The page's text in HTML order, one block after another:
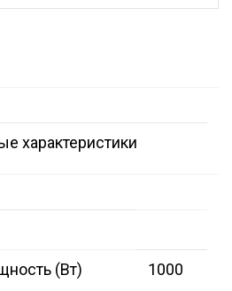
характеристики
(Вт) 1000